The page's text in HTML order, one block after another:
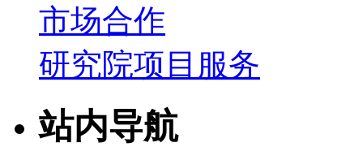
市场合作
研究院项目服务
站内导航